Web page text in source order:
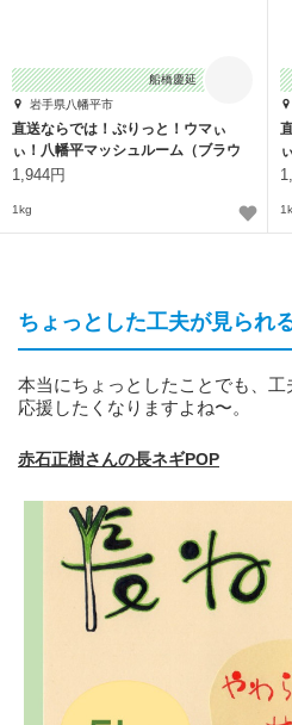
船橋慶延
岩手県八幡平市
直送ならでは！ぷりっと！ウマぃ
ぃ！八幡平マッシュルーム（ブラウ
ン）
1,944円
1kg
ちょっとした工夫が見られ
本当にちょっとしたことでも、工
応援したくなりますよね〜。
赤石正樹さんの長ネギPOP